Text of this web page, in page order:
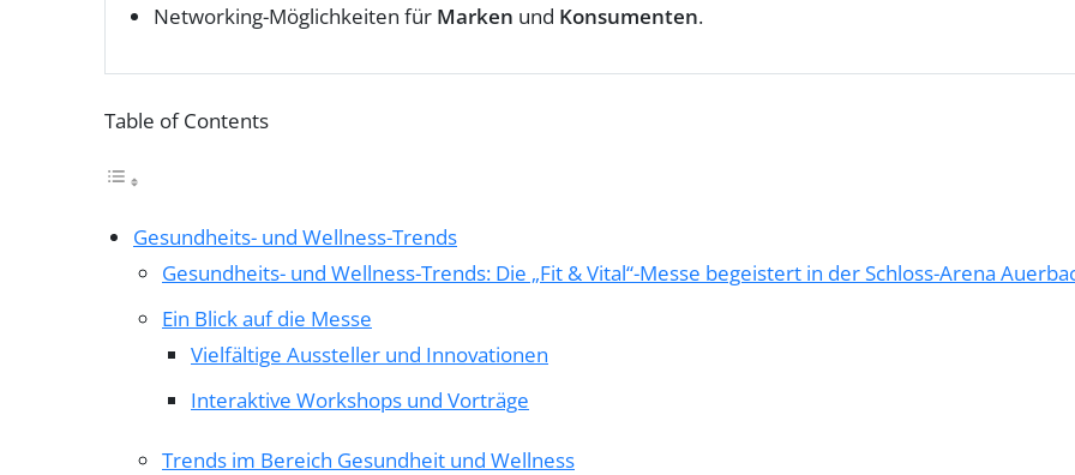
Networking-Möglichkeiten für Marken und Konsumenten.
Table of Contents
Gesundheits- und Wellness-Trends
Gesundheits- und Wellness-Trends: Die „Fit & Vital“-Messe begeistert in der Schloss-Arena
Ein Blick auf die Messe
Vielfältige Aussteller und Innovationen
Interaktive Workshops und Vorträge
Trends im Bereich Gesundheit und Wellness